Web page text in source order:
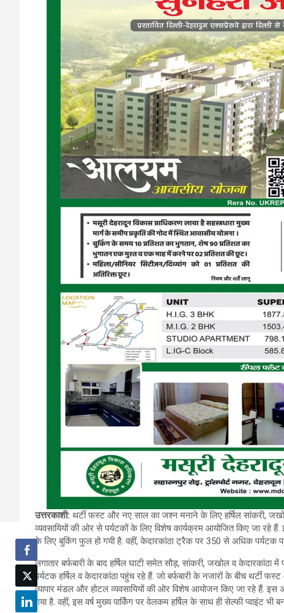
उत्तरकाशी: थर्टी फस्ट और नए साल का जश्न मनाने के लिए हर्षिल सांकरी,
व्यवसायियों की ओर से पर्यटकों के लिए विशेष कार्यक्रम आयोजित किए जा रहे
के लिए बुकिंग फुल हो गयी है. वहीं, केदारकांठा ट्रैक पर 350 से अधिक पर्यटक
लगातार बर्फबारी के बाद हर्षिल घाटी समेत सौड़, सांकरी, जखोल व
पर्यटक हर्षिल व केदारकांठा पहुंच रहे हैं. जो बर्फबारी के नजारों के बीच थर्टी
व्यापार मंडल और होटल व्यवसायियों की ओर विशेष आयोजन किए जा रहे हैं. इस
गया है. वहीं, इस वर्ष मुख्य पार्किंग पर वेलकम हर्षिल के साथ ही सेल्फी प्वाइंट